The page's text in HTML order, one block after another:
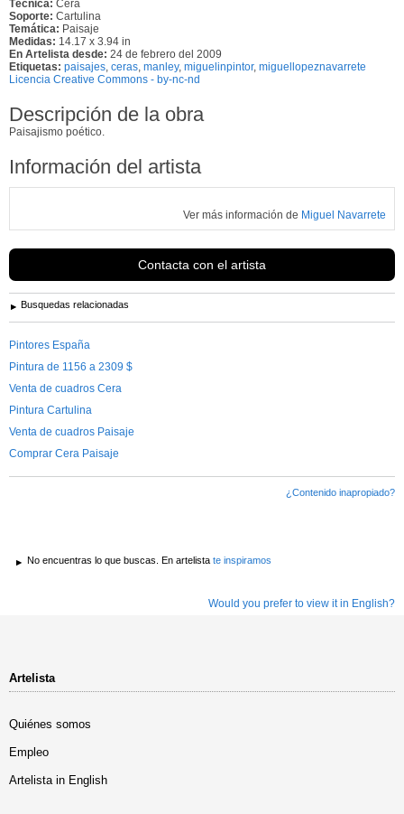
Técnica: Cera
Soporte: Cartulina
Temática: Paisaje
Medidas: 14.17 x 3.94 in
En Artelista desde: 24 de febrero del 2009
Etiquetas: paisajes ceras manley, miguelinpintor, miguellopeznavarrete
Licencia Creative Commons - by-nc-nd
Descripción de la obra
Paisajismo poético.
Información del artista
Ver más información de Miguel Navarrete
Contacta con el artista
Busquedas relacionadas
Pintores España
Pintura de 1156 a 2309 $
Venta de cuadros Cera
Pintura Cartulina
Venta de cuadros Paisaje
Comprar Cera Paisaje
¿Contenido inapropiado?
No encuentras lo que buscas. En artelista te inspiramos
Would you prefer to view it in English?
Artelista
Quiénes somos
Empleo
Artelista in English